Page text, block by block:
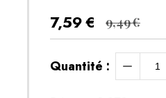
7,59€ 9,49€
Quantité :